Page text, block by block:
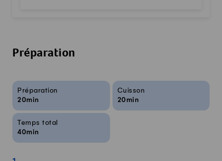
Préparation
Infos sur la recette
Préparation
20min
Cuisson
20min
Temps total
40min